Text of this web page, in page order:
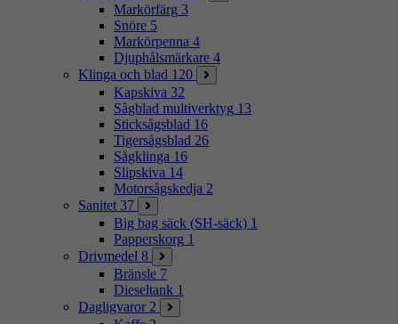
Markörfärg 3
Snöre 5
Markörpenna 4
Djuphålsmärkare 4
Klinga och blad 120
Kapskiva 32
Sågblad multiverktyg 13
Sticksågsblad 16
Tigersågsblad 26
Sågklinga 16
Slipskiva 14
Motorsågskedja 2
Sanitet 37
Big bag säck (SH-säck) 1
Papperskorg 1
Drivmedel 8
Bränsle 7
Dieseltank 1
Dagligvaror 2